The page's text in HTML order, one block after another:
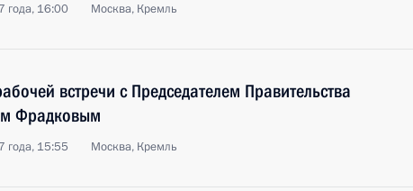
года, 16:00 Москва, Кремль
встречи с Председателем Правительства
Фрадковым
года, 15:55 Москва, Кремль